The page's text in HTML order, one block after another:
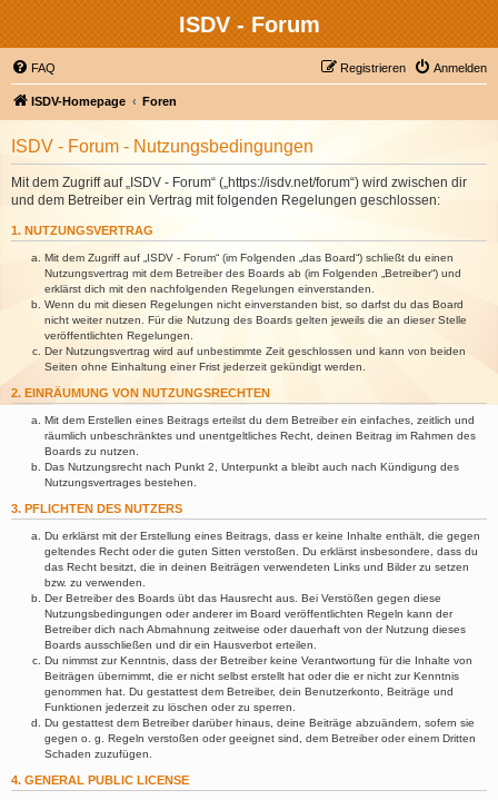
ISDV - Forum
FAQ Anmelden
Registrieren
ISDV-Homepage Foren
ISDV - Forum - Nutzungsbedingungen
Mit dem Zugriff auf „ISDV - Forum“ („https://isdv.net/forum“) wird zwischen dir
und dem Betreiber ein Vertrag mit folgenden Regelungen geschlossen:
1. NUTZUNGSVERTRAG
Mit dem Zugriff auf „ISDV - Forum“ (im Folgenden „das Board“) schließt du einen
Nutzungsvertrag mit dem Betreiber des Boards ab (im Folgenden „Betreiber“) und
erklärst dich mit den nachfolgenden Regelungen einverstanden.
Wenn du mit diesen Regelungen nicht einverstanden bist, so darfst du das Board
nicht weiter nutzen. Für die Nutzung des Boards gelten jeweils die an dieser Stelle
veröffentlichten Regelungen.
Der Nutzungsvertrag wird auf unbestimmte Zeit geschlossen und kann von beiden
Seiten ohne Einhaltung einer Frist jederzeit gekündigt werden.
2. EINRÄUMUNG VON NUTZUNGSRECHTEN
Mit dem Erstellen eines Beitrags erteilst du dem Betreiber ein einfaches, zeitlich und
räumlich unbeschränktes und unentgeltliches Recht, deinen Beitrag im Rahmen des
Boards zu nutzen.
Das Nutzungsrecht nach Punkt 2, Unterpunkt a bleibt auch nach Kündigung des
Nutzungsvertrages bestehen.
3. PFLICHTEN DES NUTZERS
Du erklärst mit der Erstellung eines Beitrags, dass er keine Inhalte enthält, die gegen
geltendes Recht oder die guten Sitten verstoßen. Du erklärst insbesondere, dass du
das Recht besitzt, die in deinen Beiträgen verwendeten Links und Bilder zu setzen
bzw. zu verwenden.
Der Betreiber des Boards übt das Hausrecht aus. Bei Verstößen gegen diese
Nutzungsbedingungen oder anderer im Board veröffentlichten Regeln kann der
Betreiber dich nach Abmahnung zeitweise oder dauerhaft von der Nutzung dieses
Boards ausschließen und dir ein Hausverbot erteilen.
Du nimmst zur Kenntnis, dass der Betreiber keine Verantwortung für die Inhalte von
Beiträgen übernimmt, die er nicht selbst erstellt hat oder die er nicht zur Kenntnis
genommen hat. Du gestattest dem Betreiber, dein Benutzerkonto, Beiträge und
Funktionen jederzeit zu löschen oder zu sperren.
Du gestattest dem Betreiber darüber hinaus, deine Beiträge abzuändern, sofern sie
gegen o. g. Regeln verstoßen oder geeignet sind, dem Betreiber oder einem Dritten
Schaden zuzufügen.
4. GENERAL PUBLIC LICENSE